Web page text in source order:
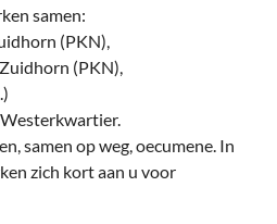
samen:
(PKN),
(PKN),
samen op weg, oecumene. In
zich kort aan u voor